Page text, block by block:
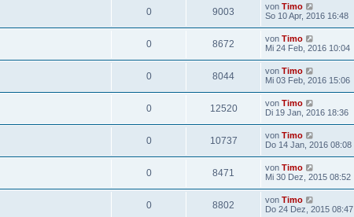
0 9003 von Timo
So 10 Apr, 2016 16:48
0 8672 von Timo
Mi 24 Feb, 2016 10:04
0 8044 von Timo
Mi 03 Feb, 2016 15:06
0 12520 von Timo
Di 19 Jan, 2016 18:36
0 10737 von Timo
Do 14 Jan, 2016 08:08
0 8471 von Timo
Mi 30 Dez, 2015 08:52
0 8802 von Timo
Do 24 Dez, 2015 08:47